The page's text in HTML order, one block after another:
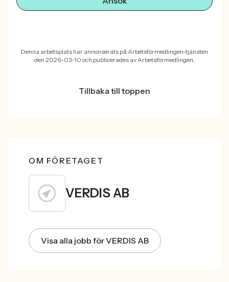
Denna arbetsplats har annonserats på Arbetsförmedlingen-tjänsten
den 2026-03-10 och publicerades av Arbetsförmedlingen.
Tillbaka till toppen
OM FÖRETAGET
VERDIS AB
Visa alla jobb för VERDIS AB